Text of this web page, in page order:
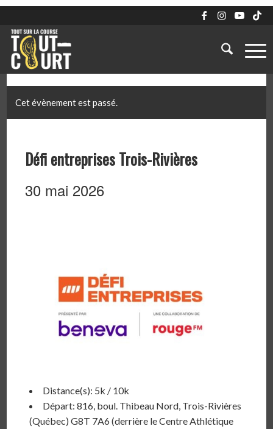
Cet évènement est passé.
Défi entreprises Trois-Rivières
30 mai 2026
Distance(s): 5k / 10k
Départ: 816, boul. Thibeau Nord, Trois-Rivières
(Québec) G8T 7A6 (derrière le Centre Athlétique